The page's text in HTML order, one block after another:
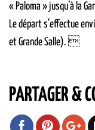
« Paloma » jusqu’à la
Le départ s’effectue
et Grande Salle). 
PARTAGER &